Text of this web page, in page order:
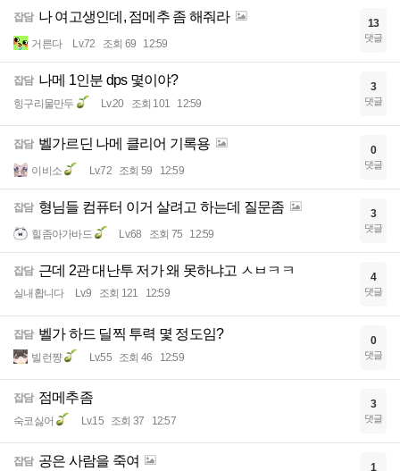
잡담 나 여고생인데, 점메추 좀 해줘라
거른다 Lv.72 조회 69 12:59
13
댓글
잡담 나메 1인분 dps 몇이야?
힝구리물만두 Lv.20 조회 101 12:59
3
댓글
잡담 벨가르딘 나메 클리어 기록용
이비소 Lv.72 조회 59 12:59
0
댓글
잡담 형님들 컴퓨터 이거 살려고 하는데 질문좀
힐좀아가바드 Lv.68 조회 75 12:59
3
댓글
잡담 근데 2관 대난투 저가 왜 못하냐고 ㅅㅂㅋㅋ
실내홥니다 Lv.9 조회 121 12:59
4
댓글
잡담 벨가 하드 딜찍 투력 몇 정도임?
빌런쨩 Lv.55 조회 46 12:59
0
댓글
잡담 점메추좀
숙코싫어 Lv.15 조회 37 12:57
3
댓글
잡담 공은 사람을 죽여 1